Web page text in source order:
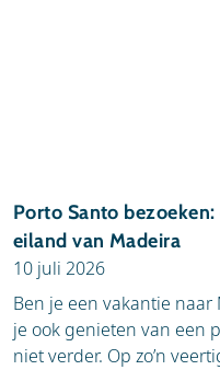
Porto Santo
eiland van Madeira
10 juli 2026
Ben je een vakantie
je ook genieten van een
niet verder. Op zo’n